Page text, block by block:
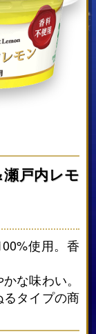
戸内レモ
使用。香
な味わい。
タイプの商